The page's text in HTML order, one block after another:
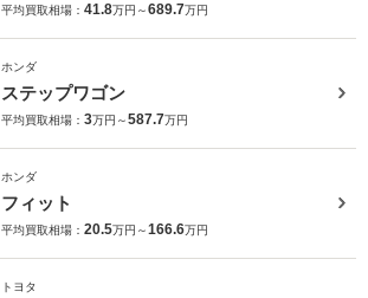
平均買取相場： 41.8万円～689.7万円
ホンダ
ステップワゴン
平均買取相場： 3万円～587.7万円
ホンダ
フィット
平均買取相場： 20.5万円～166.6万円
トヨタ